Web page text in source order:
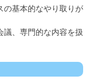
の基本的なやり取りが
議、専門的な内容を扱